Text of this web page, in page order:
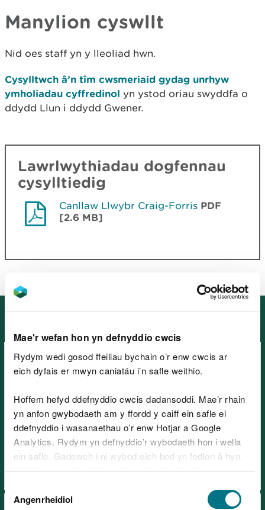
Mae'r wefan hon yn defnyddio cwcis
Rydym wedi gosod ffeiliau bychain o’r enw cwcis ar
eich dyfais er mwyn caniatáu i’n safle weithio.
Hoffem hefyd ddefnyddio cwcis dadansoddi. Mae’r rhain
yn anfon gwybodaeth am y ffordd y caiff ein safle ei
ddefnyddio i wasanaethau o’r enw Hotjar a Google
Analytics. Rydym yn defnyddio’r wybodaeth hon i wella
ein safle. Gadewch i ni wybod eich bod yn fodlon â hyn.
Byddwn yn defnyddio cwci i gadw eich dewis.
Gellirdarllen mwy am ein cwcis cyn i chi ddewis.
Dewis
Caniatâd
Angenrheidiol
Manylion cyswllt
Nid oes staff yn y lleoliad hwn.
Cysylltwch â’n tîm cwsmeriaid gydag unrhyw
ymholiadau cyffredinol yn ystod oriau swyddfa o
ddydd Llun i ddydd Gwener.
Lawrlwythiadau dogfennau
cysylltiedig
Canllaw Llwybr Craig-Forris PDF
[2.6 MB]
Mannau eraill yng Gogledd Orllewin
Coedwig Beddgelert, ger
Beddgelert